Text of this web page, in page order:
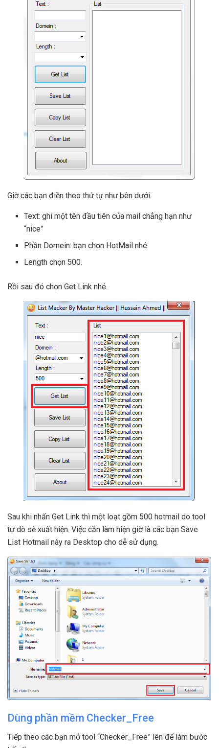
Giờ các bạn điền theo thứ tự như bên dưới.
Text: ghi một tên đầu tiên của mail chẳng hạn như
“nice”
Phần Domein: bạn chọn HotMail nhé.
Length chọn 500.
Rồi sau đó chọn Get Link nhé.
Sau khi nhấn Get Link thì một loạt gồm 500 hotmail do tool
tự dò sẽ xuất hiện. Việc cần làm hiện giờ là các bạn Save
List Hotmail này ra Desktop cho dễ sử dụng.
Dùng phần mềm Checker_Free
Tiếp theo các bạn mở tool “Checker_Free” lên để làm bước